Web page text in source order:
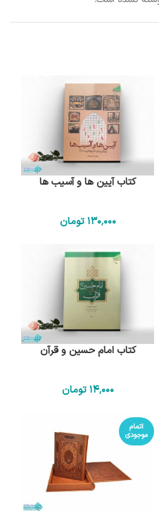
کتاب آیین ها و آسیب ها
130٬000 تومان
کتاب امام حسین و قرآن
14٬000 تومان
اتمام
موجودی